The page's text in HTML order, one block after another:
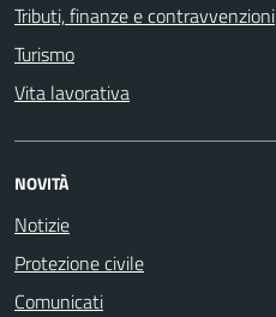
Tributi, finanze e contravvenzioni
Turismo
Vita lavorativa
NOVITÀ
Notizie
Protezione civile
Comunicati